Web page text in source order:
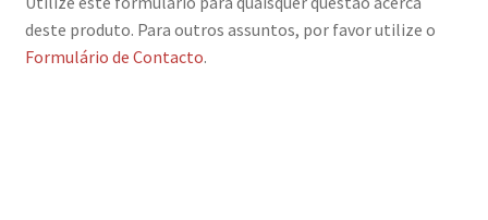
deste produto. Para outros assuntos, por favor utilize o
Formulário de Contacto.